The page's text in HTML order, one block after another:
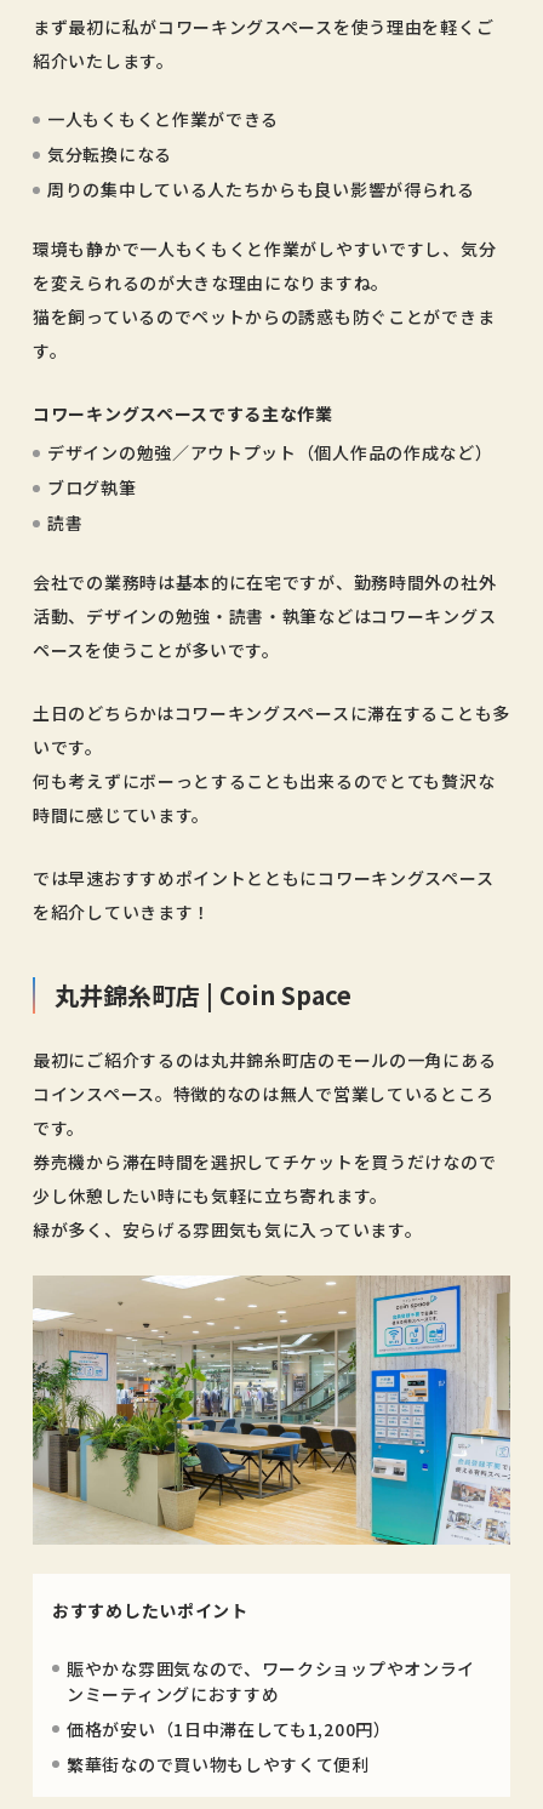
まず最初に私がコワーキングスペースを使う理由を軽くご
紹介いたします。
一人もくもくと作業ができる
気分転換になる
周りの集中している人たちからも良い影響が得られる
環境も静かで一人もくもくと作業がしやすいですし、気分
を変えられるのが大きな理由になりますね。
猫を飼っているのでペットからの誘惑も防ぐことができま
す。
コワーキングスペースでする主な作業
デザインの勉強／アウトプット（個人作品の作成など）
ブログ執筆
読書
会社での業務時は基本的に在宅ですが、勤務時間外の社外
活動、デザインの勉強・読書・執筆などはコワーキングス
ペースを使うことが多いです。
土日のどちらかはコワーキングスペースに滞在することも多
いです。
何も考えずにボーっとすることも出来るのでとても贅沢な
時間に感じています。
では早速おすすめポイントとともにコワーキングスペース
を紹介していきます！
丸井錦糸町店 | Coin Space
最初にご紹介するのは丸井錦糸町店のモールの一角にある
コインスペース。特徴的なのは無人で営業しているところ
です。
券売機から滞在時間を選択してチケットを買うだけなので
少し休憩したい時にも気軽に立ち寄れます。
緑が多く、安らげる雰囲気も気に入っています。
おすすめしたいポイント
賑やかな雰囲気なので、ワークショップやオンライ
ンミーティングにおすすめ
価格が安い（1日中滞在しても1,200円）
繁華街なので買い物もしやすくて便利